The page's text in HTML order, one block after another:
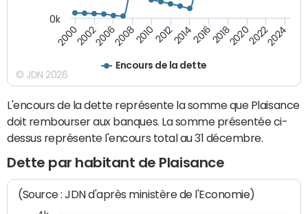
Encours de la dette
200020022006200820102012201420162018202020222024
0k
© JDN 2026
L'encours de la dette représente la somme que Plaisance
doit rembourser aux banques. La somme présentée ci-
dessus représente l'encours total au 31 décembre.
Dette par habitant de Plaisance
(Source : JDN d'après ministère de l'Economie)